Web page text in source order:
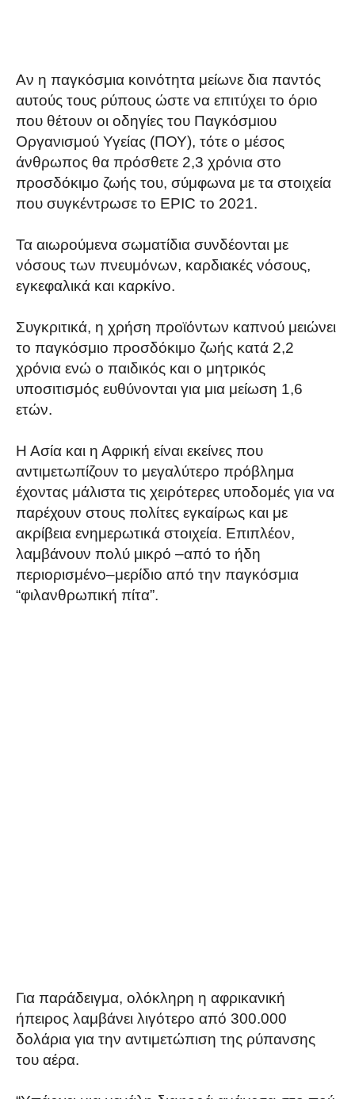
Αν η παγκόσμια κοινότητα μείωνε δια παντός
αυτούς τους ρύπους ώστε να επιτύχει το όριο
που θέτουν οι οδηγίες του Παγκόσμιου
Οργανισμού Υγείας (ΠΟΥ), τότε ο μέσος
άνθρωπος θα πρόσθετε 2,3 χρόνια στο
προσδόκιμο ζωής του, σύμφωνα με τα στοιχεία
που συγκέντρωσε το EPIC το 2021.
Τα αιωρούμενα σωματίδια συνδέονται με
νόσους των πνευμόνων, καρδιακές νόσους,
εγκεφαλικά και καρκίνο.
Συγκριτικά, η χρήση προϊόντων καπνού μειώνει
το παγκόσμιο προσδόκιμο ζωής κατά 2,2
χρόνια ενώ ο παιδικός και ο μητρικός
υποσιτισμός ευθύνονται για μια μείωση 1,6
ετών.
Η Ασία και η Αφρική είναι εκείνες που
αντιμετωπίζουν το μεγαλύτερο πρόβλημα
έχοντας μάλιστα τις χειρότερες υποδομές για να
παρέχουν στους πολίτες εγκαίρως και με
ακρίβεια ενημερωτικά στοιχεία. Επιπλέον,
λαμβάνουν πολύ μικρό –από το ήδη
περιορισμένο–μερίδιο από την παγκόσμια
“φιλανθρωπική πίτα”.
Για παράδειγμα, ολόκληρη η αφρικανική
ήπειρος λαμβάνει λιγότερο από 300.000
δολάρια για την αντιμετώπιση της ρύπανσης
του αέρα.